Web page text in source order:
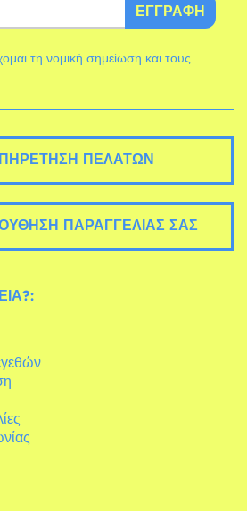
ΕΓΓΡΑΦΉ
τη νομική σημείωση και τους
ΠΕΛΑΤΏΝ
ΠΑΡΑΓΓΕΛΊΑΣ ΣΑΣ